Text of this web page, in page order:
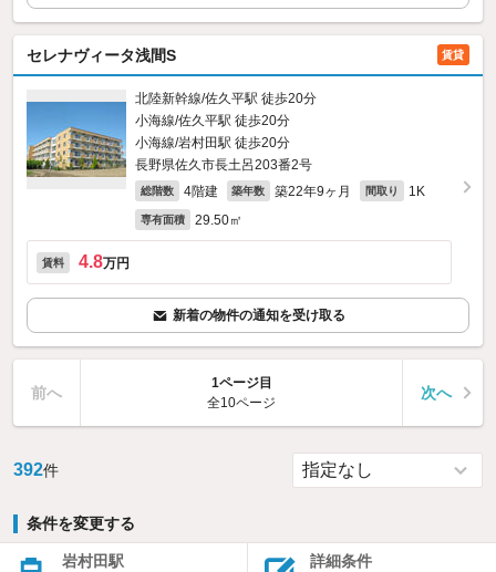
セレナヴィータ浅間S 賃貸
北陸新幹線/佐久平駅 徒歩20分
小海線/佐久平駅 徒歩20分
小海線/岩村田駅 徒歩20分
長野県佐久市長土呂203番2号
総階数 4階建 築年数 築22年9ヶ月 間取り 1K
専有面積 29.50㎡
賃料 4.8万円
新着の物件の通知を受け取る
前へ
1ページ目
全10ページ
次へ
392件
条件を変更する
岩村田駅 詳細条件